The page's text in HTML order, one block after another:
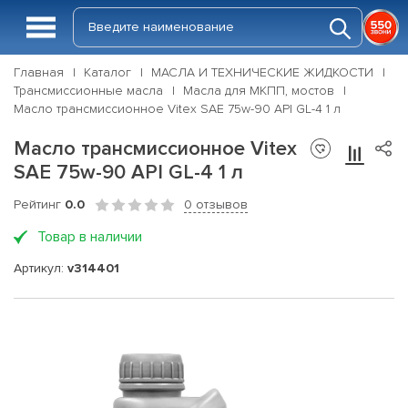
Главная Каталог
МАСЛА И ТЕХНИЧЕСКИЕ ЖИДКОСТИ
Трансмиссионные масла
Масла для МКПП, мостов
Масло трансмиссионное Vitex SAE 75w-90 API GL-4 1 л
Масло трансмиссионное Vitex
SAE 75w-90 API GL-4 1 л
Рейтинг 0.0 0 отзывов
Товар в наличии
Артикул: v314401